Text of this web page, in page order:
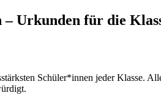
Urkunden für die
Schüler*innen jeder Klasse.